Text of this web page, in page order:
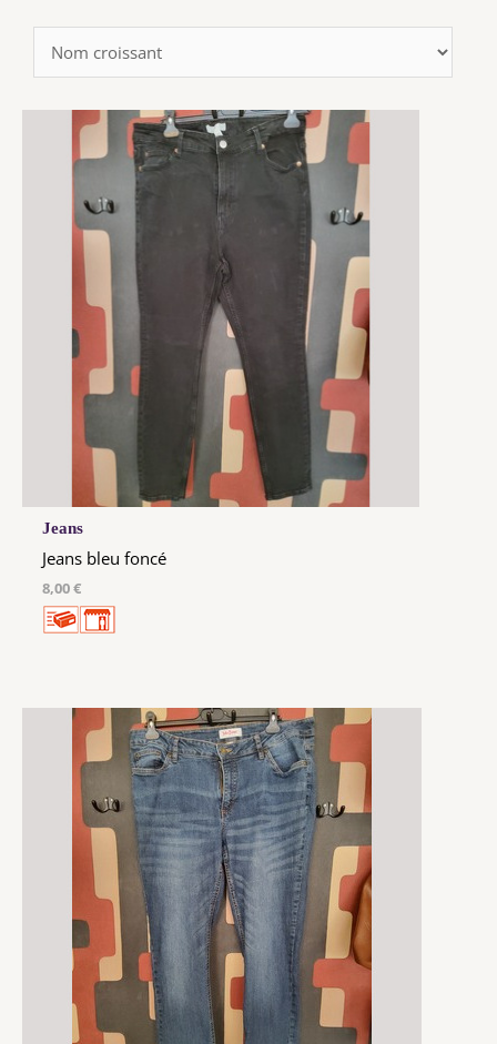
Jeans
Jeans bleu foncé
8,00 €